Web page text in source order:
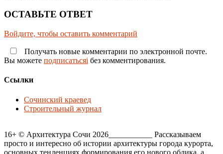
ОСТАВЬТЕ ОТВЕТ
Войдите, чтобы оставить комментарий
Получать новые комментарии по электронной почте.
Вы можете подписатьсяi без комментирования.
Ссылки
Сочинский краевед
Строительный журнал
16+ © Архитектура Сочи 2026___________ Рассказываем
просто и интересно об истории архитектуры города курорта,
основных тенденциях формирования его нового облика, а